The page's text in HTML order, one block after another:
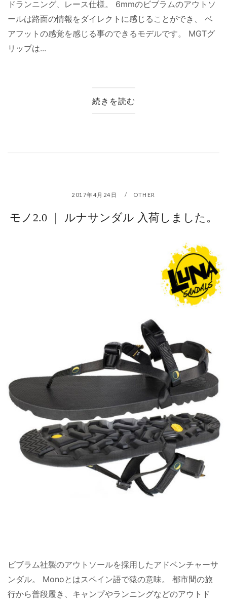
ドランニング、レース仕様。 6mmのビブラムのアウトソ
ールは路面の情報をダイレクトに感じることができ、 ベ
アフットの感覚を感じる事のできるモデルです。 MGTグ
リップは...
続きを読む
2017年4月24日 OTHER
モノ2.0 ｜ ルナサンダル 入荷しました。
ビブラム社製のアウトソールを採用したアドベンチャーサ
ンダル。 Monoとはスペイン語で猿の意味。 都市間の旅
行から普段履き、キャンプやランニングなどのアウトド